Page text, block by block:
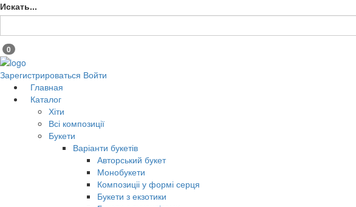
Искать...
0
Зарегистрироваться Войти
Главная
Каталог
Хіти
Всі композиції
Букети
Варіанти букетів
Авторський букет
Монобукети
Композиціі у формі серця
Букети з екзотики